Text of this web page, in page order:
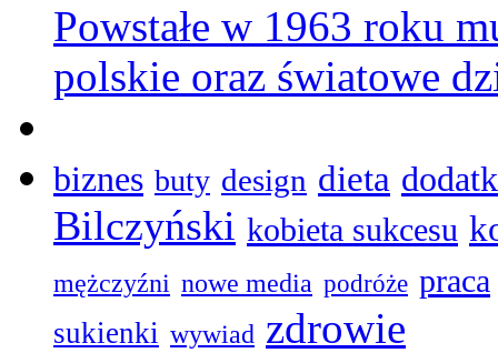
Powstałe w 1963 roku
polskie oraz światowe
biznes buty design dieta
Bilczyński kobieta sukcesu
mężczyźni nowe media podróże praca
sukienki wywiad zdrowie